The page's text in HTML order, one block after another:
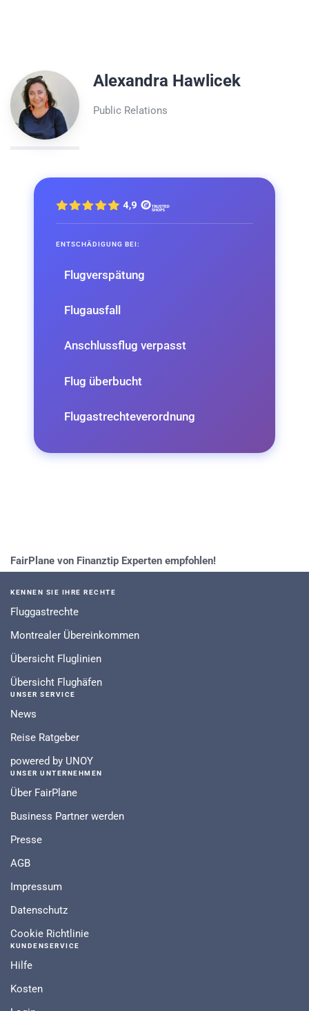
Alexandra Hawlicek
Public Relations
ENTSCHÄDIGUNG BEI:
Flugverspätung
Flugausfall
Anschlussflug verpasst
Flug überbucht
Flugastrechteverordnung
FairPlane von Finanztip Experten empfohlen!
KENNEN SIE IHRE RECHTE
Fluggastrechte
Montrealer Übereinkommen
Übersicht Fluglinien
Übersicht Flughäfen
UNSER SERVICE
News
Reise Ratgeber
powered by UNOY
UNSER UNTERNEHMEN
Über FairPlane
Business Partner werden
Presse
AGB
Impressum
Datenschutz
Cookie Richtlinie
KUNDENSERVICE
Hilfe
Kosten